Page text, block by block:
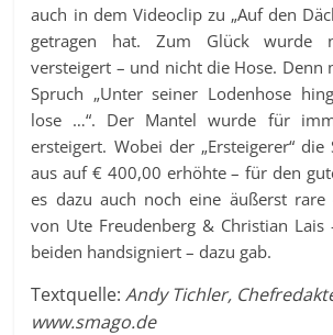
auch in dem Videoclip zu „Auf den
getragen hat. Zum Glück wurde
versteigert – und nicht die Hose. Denn
Spruch „Unter seiner Lodenhose
lose …“. Der Mantel wurde für
ersteigert. Wobei der „Ersteigerer“
aus auf € 400,00 erhöhte – für den
es dazu auch noch eine äußerst rare
von Ute Freudenberg & Christian Lais
beiden handsigniert – dazu gab.
Textquelle:Andy Tichler,
www.smago.de